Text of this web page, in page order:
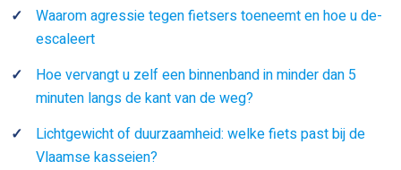
Waarom agressie tegen fietsers toeneemt en hoe u de-
escaleert
Hoe vervangt u zelf een binnenband in minder dan 5
minuten langs de kant van de weg?
Lichtgewicht of duurzaamheid: welke fiets past bij de
Vlaamse kasseien?